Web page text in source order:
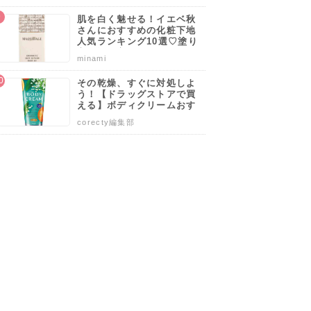
肌を白く魅せる！イエベ秋
さんにおすすめの化粧下地
人気ランキング10選♡塗り
説！
minami
その乾燥、すぐに対処しよ
う！【ドラッグストアで買
える】ボディクリームおす
すめ人気ランキング10選♡
塗り方や選び方も解説
corecty編集部